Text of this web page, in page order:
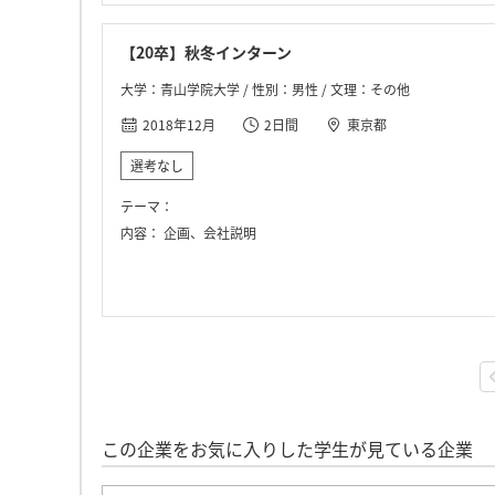
【20卒】秋冬インターン
大学：青山学院大学 / 性別：男性 / 文理：その他
2018年12月
2日間 東京都
選考なし
テーマ：
内容： 企画、会社説明
この企業をお気に入りした学生が見ている企業